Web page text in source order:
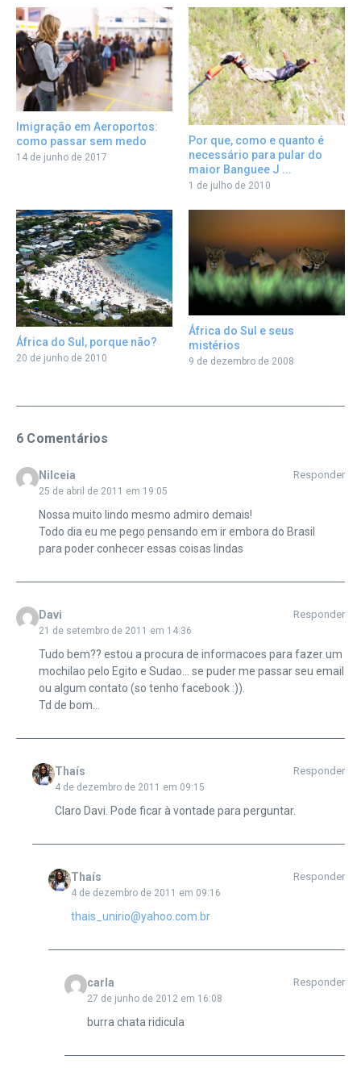
Imigração em Aeroportos:
como passar sem medo
14 de junho de 2017
Por que, como e quanto é
necessário para pular do
maior Banguee J ...
1 de julho de 2010
África do Sul, porque não?
20 de junho de 2010
África do Sul e seus
mistérios
9 de dezembro de 2008
6 Comentários
Nilceia
25 de abril de 2011 em 19:05
Responder
Nossa muito lindo mesmo admiro demais!
Todo dia eu me pego pensando em ir embora do Brasil
para poder conhecer essas coisas lindas
Davi
21 de setembro de 2011 em 14:36
Responder
Tudo bem?? estou a procura de informacoes para fazer um
mochilao pelo Egito e Sudao… se puder me passar seu email
ou algum contato (so tenho facebook :)).
Td de bom…
Thaís
4 de dezembro de 2011 em 09:15
Responder
Claro Davi. Pode ficar à vontade para perguntar.
Thaís
4 de dezembro de 2011 em 09:16
Responder
thais_unirio@yahoo.com.br
carla
27 de junho de 2012 em 16:08
Responder
burra chata ridicula